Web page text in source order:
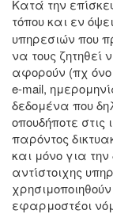
Κατά την
τόπου και εν
υπηρεσιών που
να τους ζητηθεί
αφορούν (πχ
e-mail,
δεδομένα που
οπουδήποτε στις
παρόντος
και μόνο για
αντίστοιχης
εφαρμοστέοι